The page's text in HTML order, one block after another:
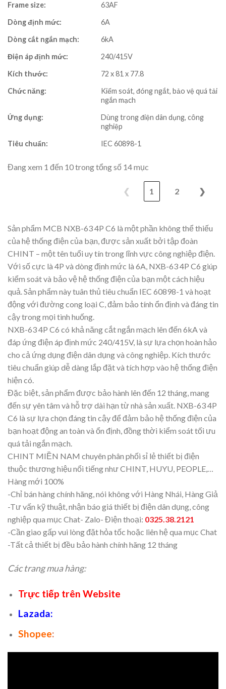
Frame size:
63AF
Dòng định mức:
6A
Dòng cắt ngắn mạch:
6kA
Điện áp định mức:
240/415V
Kích thước:
72 x 81 x 77.8
Chức năng:
Kiểm soát, đóng ngắt, bảo vệ quá tải
ngắn mạch
Ứng dụng:
Dùng trong điện dân dụng, công
nghiệp
Tiêu chuẩn:
IEC 60898-1
Đang xem 1 đến 10 trong tổng số 14 mục
❮ 1 2 ❯
Sản phẩm MCB NXB-63 4P C6 là một phần không thể thiếu
của hệ thống điện của bạn, được sản xuất bởi tập đoàn
CHINT – một tên tuổi uy tín trong lĩnh vực công nghiệp điện.
Với số cực là 4P và dòng định mức là 6A, NXB-63 4P C6 giúp
kiểm soát và bảo vệ hệ thống điện của bạn một cách hiệu
quả. Sản phẩm này tuân thủ tiêu chuẩn IEC 60898-1 và hoạt
động với đường cong loại C, đảm bảo tính ổn định và đáng tin
cậy trong mọi tình huống.
NXB-63 4P C6 có khả năng cắt ngắn mạch lên đến 6kA và
đáp ứng điện áp định mức 240/415V, là sự lựa chọn hoàn hảo
cho cả ứng dụng điện dân dụng và công nghiệp. Kích thước
tiêu chuẩn giúp dễ dàng lắp đặt và tích hợp vào hệ thống điện
hiện có.
Đặc biệt, sản phẩm được bảo hành lên đến 12 tháng, mang
đến sự yên tâm và hỗ trợ dài hạn từ nhà sản xuất. NXB-63 4P
C6 là sự lựa chọn đáng tin cậy để đảm bảo hệ thống điện của
bạn hoạt động an toàn và ổn định, đồng thời kiểm soát tối ưu
quá tải ngắn mạch.
CHINT MIỀN NAM chuyên phân phối sỉ lẻ thiết bị điện
thuộc thương hiệu nổi tiếng như CHINT, HUYU, PEOPLE,…
Hàng mới 100%
-Chỉ bán hàng chính hãng, nói không với Hàng Nhái, Hàng Giả
-Tư vấn kỹ thuật, nhận báo giá thiết bị điện dân dụng, công
nghiệp qua mục Chat- Zalo- Điện thoại: 0325.38.2121
-Cần giao gấp vui lòng đặt hỏa tốc hoặc liên hệ qua mục Chat
-Tất cả thiết bị đều bảo hành chính hãng 12 tháng
Các trang mua hàng:
Trực tiếp trên Website
Lazada:
Shopee: